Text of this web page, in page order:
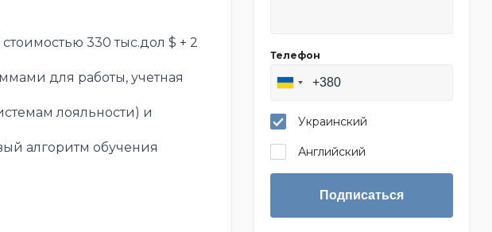
330 тыс.дол $ + 2
для работы, учетная
лояльности) и
алгоритм обучения
Телефон
Украинский
Английский
Подписаться